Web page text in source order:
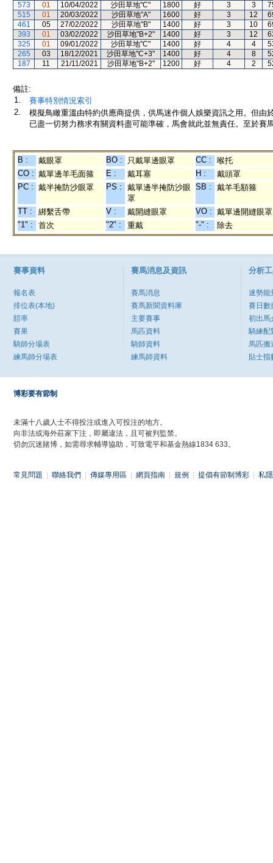
573
01 10/04/2022 沙田草地"C" 1800 好 3 3
515
01 20/03/2022 沙田草地"A" 1600 好 3 12
461
05 27/02/2022 沙田草地"B" 1400 好 3 10
393
01 03/02/2022 沙田草地"B+2" 1400 好 3 12
325
01 09/01/2022 沙田草地"C" 1400 好 4 4
265
03 18/12/2021 沙田草地"C+3" 1400 好 4 8
187
11 21/11/2021 沙田草地"B+2" 1200 好 4 2
備註:
1.
賽事特別情況索引
2.
模擬鳥瞰重溫由特約供應商提供，供馬迷作個人娛樂資訊之用。但
已盡一切努力務求有關資料盡可能準確，馬會就此並無責任。至於賽
B : 戴眼罩 BO : 只戴單邊眼罩 CC :
喉托
CO : 戴單邊羊毛面箍 E : 戴耳塞 H :
戴頭罩
PC : 戴半掩防沙眼罩 PS :
戴單邊半掩防沙眼
罩
SB : 戴羊毛額箍
TT : 綁繫舌帶 V : 戴開縫眼罩 VO : 戴單邊開縫眼罩
"1" :
首次 "2" : 重戴 "-" : 除去
賽事資料
報名表
排位表(本地)
賠率
賽果
騎師分場表
練馬師分場表
賽馬消息及資訊
賽馬消息
賽馬新聞資料庫
主要賽事
馬匹資料
騎師資料
練馬師資料
分析
速勢能
賽日數
初出馬
騎練配
馬匹搬
貼士指
博彩要有節制
未滿十八歲人士不得投注或進入可投注的地方。
向非法或海外莊家下注，即屬違法，且可被判監禁。
切勿沉迷賭博，如需尋求輔導協助，可致電平和基金熱線1834 633。
常見問題 聯絡我們 傳媒專用區 網頁指南 規例 提倡有節制博彩 私